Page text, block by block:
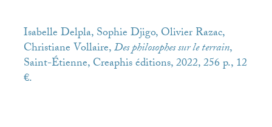
Isabelle Delpla, Sophie Djigo, Olivier Razac,
Christiane Vollaire,Des philosophes sur le terrain,
Saint-Étienne, Creaphis éditions, 2022, 256 p., 12
€.